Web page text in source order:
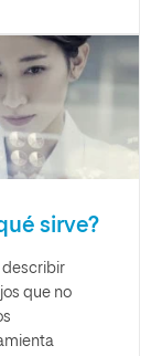
sirve?
describir
que no